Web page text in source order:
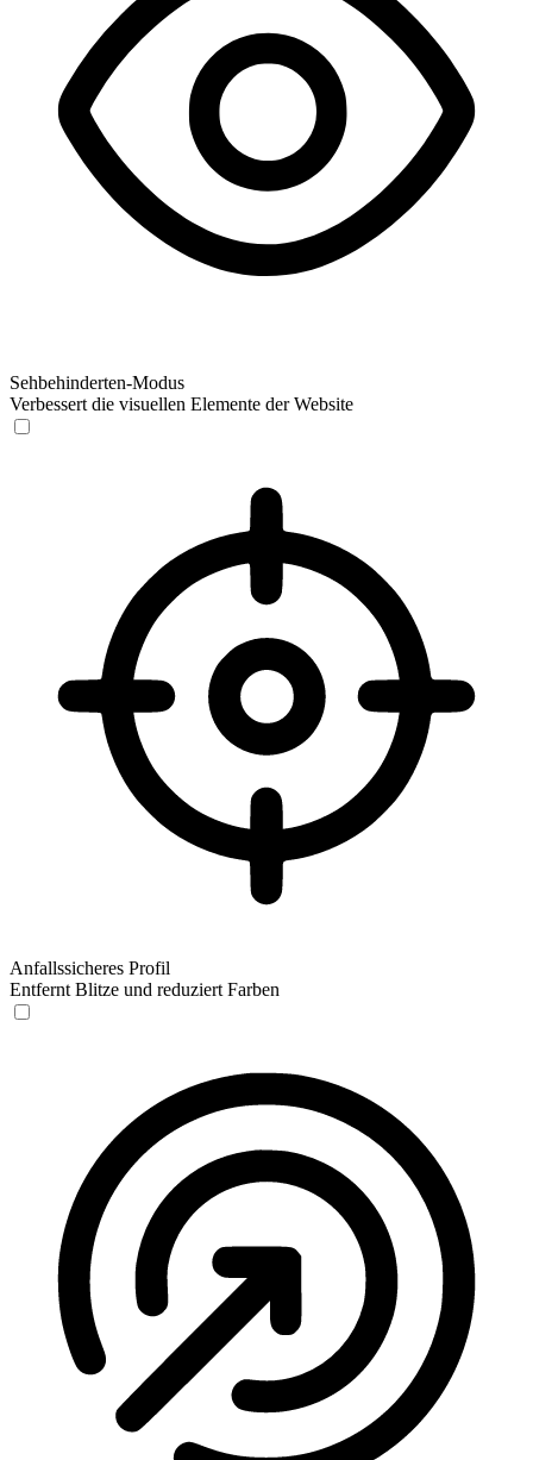
Sehbehinderten-Modus
Verbessert die visuellen Elemente der Website
Anfallssicheres Profil
Entfernt Blitze und reduziert Farben